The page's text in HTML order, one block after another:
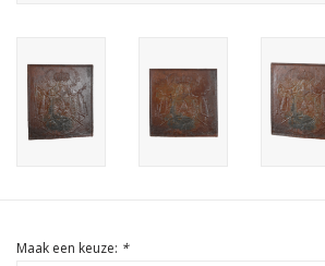
Login
Cadeau Bonnen
Maak een keuze: *